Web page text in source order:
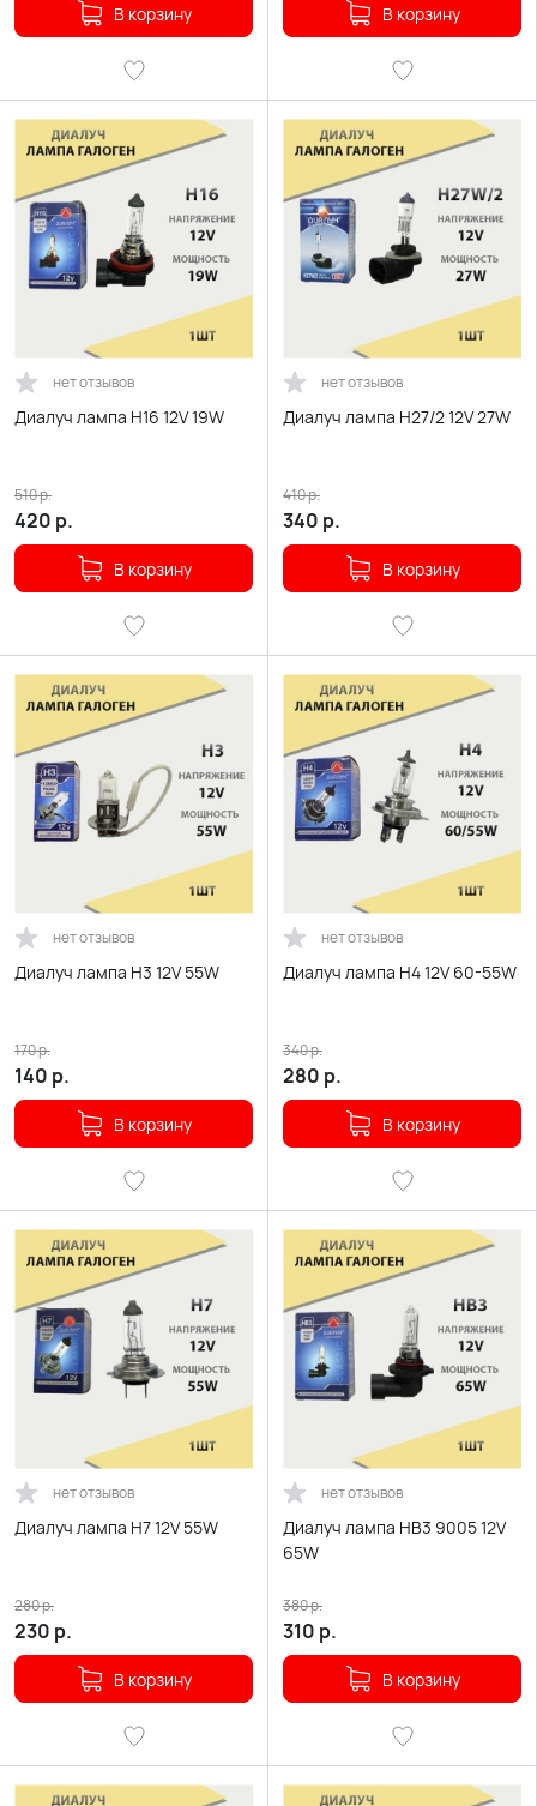
В корзину В корзину
нет отзывов
Диалуч лампа H16 12V 19W
420 р.
510р.
В корзину
нет отзывов
Диалуч лампа H27/2 12V 27W
340 р.
410р.
В корзину
нет отзывов
Диалуч лампа H3 12V 55W
140 р.
170р.
В корзину
нет отзывов
Диалуч лампа H4 12V 60-55W
280 р.
340р.
В корзину
нет отзывов
Диалуч лампа H7 12V 55W
230 р.
280р.
В корзину
нет отзывов
Диалуч лампа HB3 9005 12V
65W
310 р.
380р.
В корзину